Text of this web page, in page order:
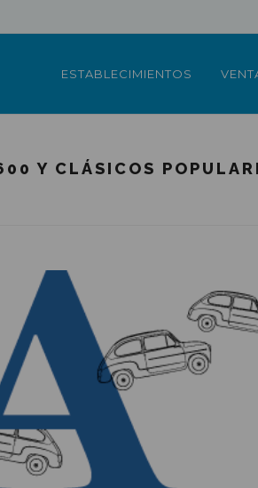
ESTABLECIMIENTOS
Y CLÁSICOS